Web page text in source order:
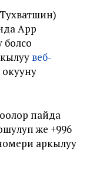
App
болсо
веб-
окууну
пайда
же +996
аркылуу